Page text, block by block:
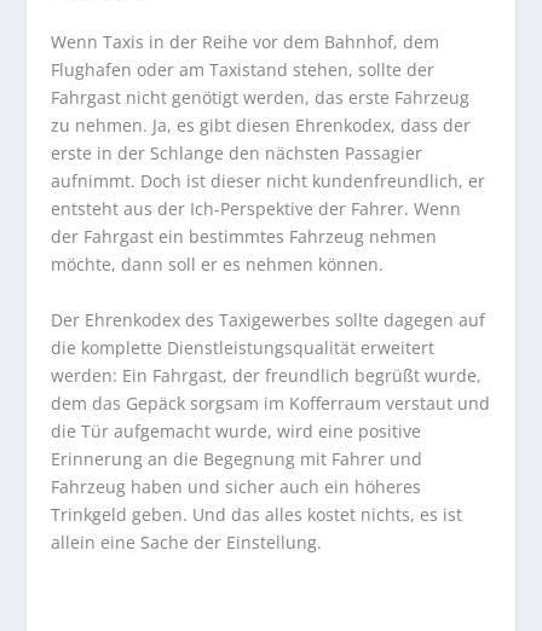
Wenn Taxis in der Reihe vor dem Bahnhof, dem
Flughafen oder am Taxistand stehen, sollte der
Fahrgast nicht genötigt werden, das erste Fahrzeug
zu nehmen. Ja, es gibt diesen Ehrenkodex, dass der
erste in der Schlange den nächsten Passagier
aufnimmt. Doch ist dieser nicht kundenfreundlich, er
entsteht aus der Ich-Perspektive der Fahrer. Wenn
der Fahrgast ein bestimmtes Fahrzeug nehmen
möchte, dann soll er es nehmen können.
Der Ehrenkodex des Taxigewerbes sollte dagegen auf
die komplette Dienstleistungsqualität erweitert
werden: Ein Fahrgast, der freundlich begrüßt wurde,
dem das Gepäck sorgsam im Kofferraum verstaut und
die Tür aufgemacht wurde, wird eine positive
Erinnerung an die Begegnung mit Fahrer und
Fahrzeug haben und sicher auch ein höheres
Trinkgeld geben. Und das alles kostet nichts, es ist
allein eine Sache der Einstellung.